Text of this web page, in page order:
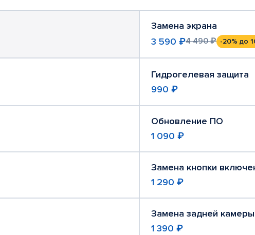
Замена экрана
3 590 ₽4 490 ₽ -20% до
Гидрогелевая защита
990 ₽
Обновление ПО
1 090 ₽
Замена кнопки
1 290 ₽
Замена задней камеры
1 390 ₽